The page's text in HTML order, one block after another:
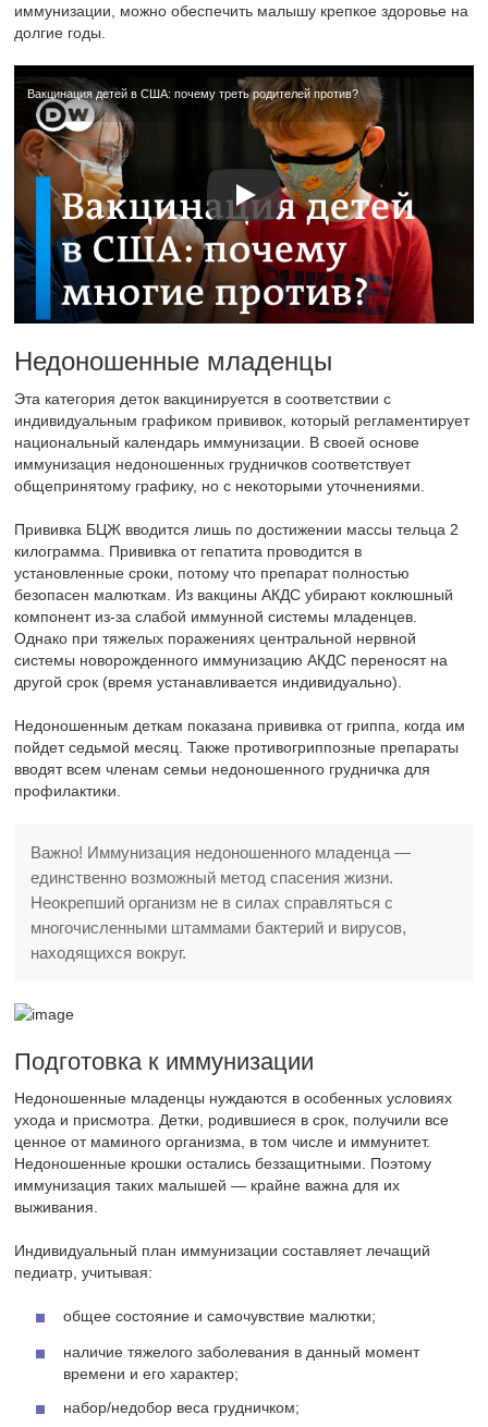
иммунизации, можно обеспечить малышу крепкое здоровье на
долгие годы.
Вакцинация детей в США: почему треть родителей против?
Недоношенные младенцы
Эта категория деток вакцинируется в соответствии с
индивидуальным графиком прививок, который регламентирует
национальный календарь иммунизации. В своей основе
иммунизация недоношенных грудничков соответствует
общепринятому графику, но с некоторыми уточнениями.
Прививка БЦЖ вводится лишь по достижении массы тельца 2
килограмма. Прививка от гепатита проводится в
установленные сроки, потому что препарат полностью
безопасен малюткам. Из вакцины АКДС убирают коклюшный
компонент из-за слабой иммунной системы младенцев.
Однако при тяжелых поражениях центральной нервной
системы новорожденного иммунизацию АКДС переносят на
другой срок (время устанавливается индивидуально).
Недоношенным деткам показана прививка от гриппа, когда им
пойдет седьмой месяц. Также противогриппозные препараты
вводят всем членам семьи недоношенного грудничка для
профилактики.
Важно! Иммунизация недоношенного младенца —
единственно возможный метод спасения жизни.
Неокрепший организм не в силах справляться с
многочисленными штаммами бактерий и вирусов,
находящихся вокруг.
Подготовка к иммунизации
Недоношенные младенцы нуждаются в особенных условиях
ухода и присмотра. Детки, родившиеся в срок, получили все
ценное от маминого организма, в том числе и иммунитет.
Недоношенные крошки остались беззащитными. Поэтому
иммунизация таких малышей — крайне важна для их
выживания.
Индивидуальный план иммунизации составляет лечащий
педиатр, учитывая:
общее состояние и самочувствие малютки;
наличие тяжелого заболевания в данный момент
времени и его характер;
набор/недобор веса грудничком;